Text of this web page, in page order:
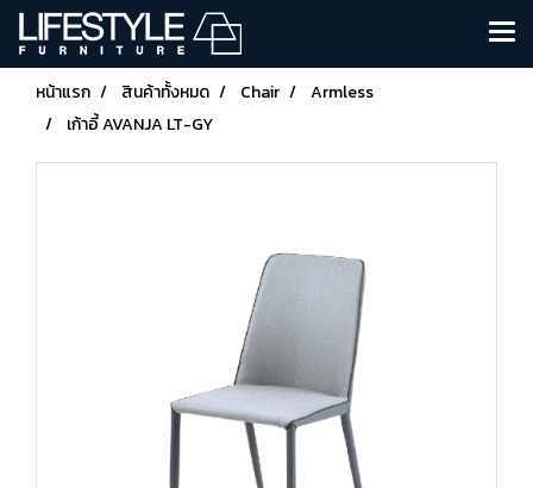
หน้าแรก สินค้าทั้งหมด Chair
Armless
เก้าอี้ AVANJA LT-GY